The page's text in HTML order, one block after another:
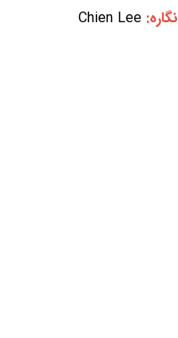
نگاره: Chien Lee